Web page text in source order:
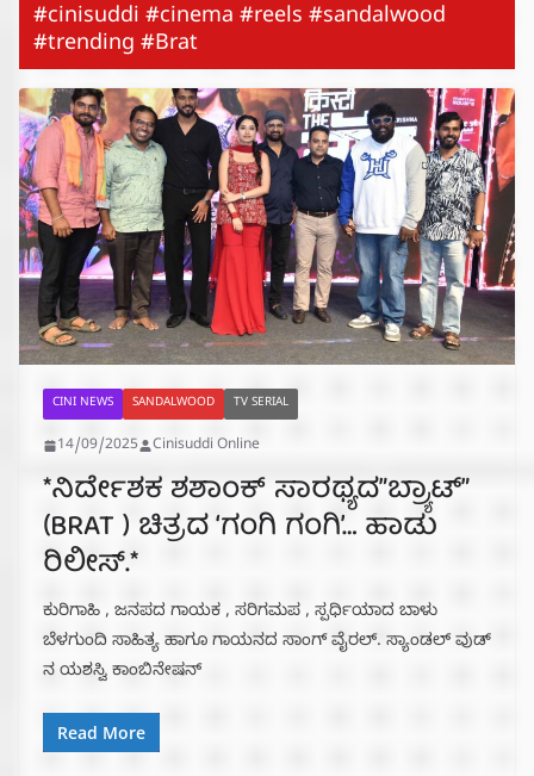
#cinisuddi #cinema #reels #sandalwood
#trending #Brat
CINI NEWS SANDALWOOD TV SERIAL
14/09/2025 Cinisuddi Online
*ನಿರ್ದೇಶಕ ಶಶಾಂಕ್ ಸಾರಥ್ಯದ”ಬ್ರ್ಯಾಟ್”
(BRAT ) ಚಿತ್ರದ ‘ಗಂಗಿ ಗಂಗಿ’… ಹಾಡು
ರಿಲೀಸ್.*
ಕುರಿಗಾಹಿ , ಜನಪದ ಗಾಯಕ , ಸರಿಗಮಪ , ಸ್ಪರ್ಧಿಯಾದ ಬಾಳು
ಬೆಳಗುಂದಿ ಸಾಹಿತ್ಯ ಹಾಗೂ ಗಾಯನದ ಸಾಂಗ್ ವೈರಲ್. ಸ್ಯಾಂಡಲ್ ವುಡ್
ನ ಯಶಸ್ವಿ ಕಾಂಬಿನೇಷನ್
Read More